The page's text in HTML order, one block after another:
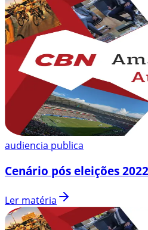
audiencia publica
Cenário pós eleições 2022
Ler matéria